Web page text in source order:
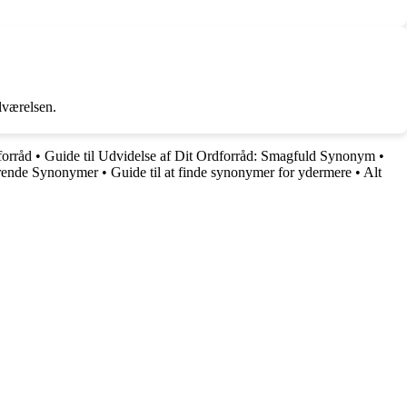
• Guide til Udvidelse af Dit Ordforråd: Smagfuld Synonym •
Synonymer• Guide til at finde synonymer for ydermere • Alt